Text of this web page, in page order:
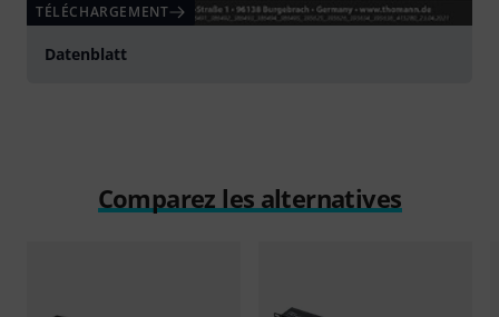
TÉLÉCHARGEMENT
Datenblatt
Comparez les alternatives